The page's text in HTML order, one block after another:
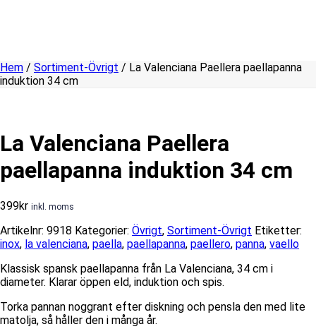
Hem / Sortiment-Övrigt / La Valenciana Paellera paellapanna
induktion 34 cm
La Valenciana Paellera
paellapanna induktion 34 cm
399kr inkl. moms
Artikelnr: 9918 Kategorier: Övrigt, Sortiment-Övrigt Etiketter:
inox, la valenciana, paella, paellapanna, paellero, panna, vaello
Klassisk spansk paellapanna från La Valenciana, 34 cm i
diameter. Klarar öppen eld, induktion och spis.
Torka pannan noggrant efter diskning och pensla den med lite
matolja, så håller den i många år.